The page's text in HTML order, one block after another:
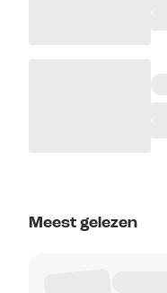
Meest gelezen